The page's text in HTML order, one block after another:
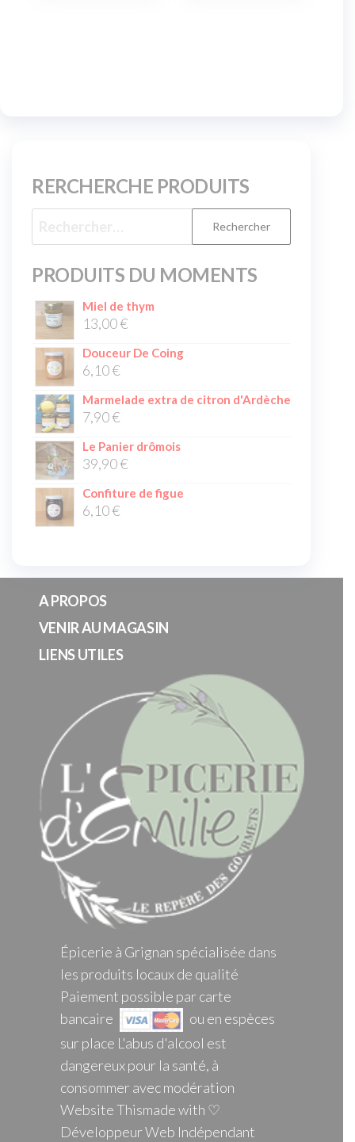
RERCHERCHE PRODUITS
PRODUITS DU MOMENTS
Miel de thym
13,00€
Douceur De Coing
6,10€
Marmelade extra de citron d'Ardèche
7,90€
Le Panier drômois
39,90€
Confiture de figue
6,10€
A PROPOS
VENIR AU MAGASIN
LIENS UTILES
Épicerie à Grignan spécialisée dans
les produits locaux de qualité
Paiement possible par carte
bancaire
ou en espèces
sur place L'abus d'alcool est
dangereux pour la santé, à
consommer avec modération
Website Thismade with ♡
Développeur Web Indépendant